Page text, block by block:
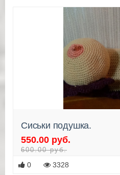
Сиськи подушка.
550.00 руб.
600.00 руб.
0 3328